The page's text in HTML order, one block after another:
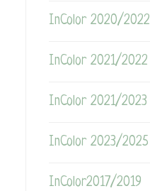
InColor 2020/2022
InColor 2021/2022
InColor 2021/2023
InColor 2023/2025
InColor2017/2019